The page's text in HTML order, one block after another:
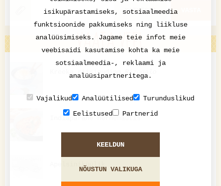
KATKESTA
VAATA VEEL
Kreeka riisipuding Rizogalo
Indiapärane hernehautis
Apelsiniküülik
isikupärastamiseks, sotsiaalmeedia
funktsioonide pakkumiseks ning liikluse
analüüsimiseks. Jagame teie infot meie
veebisaidi kasutamise kohta ka meie
sotsiaalmeedia-, reklaami ja
analüüsipartneritega.
Vajalikud Analüütilised
Turunduslikud
Eelistused
Partnerid
KEELDUN
NÕUSTUN VALIKUGA